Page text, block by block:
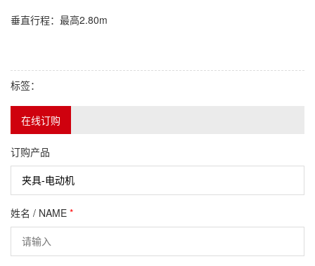
垂直行程：最高2.80m
标签：
在线订购
订购产品
姓名 / NAME *